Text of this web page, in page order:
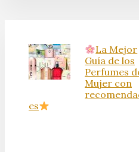
La Mejor
Guía de los
Perfumes
Mujer con
es